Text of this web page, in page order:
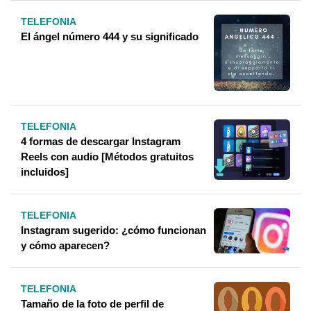
TELEFONIA
El ángel número 444 y su significado
TELEFONIA
4 formas de descargar Instagram
Reels con audio [Métodos gratuitos
incluidos]
TELEFONIA
Instagram sugerido: ¿cómo funcionan
y cómo aparecen?
TELEFONIA
Tamaño de la foto de perfil de